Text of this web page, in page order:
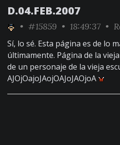
D.04.FEB.2007
• #15859 • 18:49:37 •
Sí, lo sé. Esta página es de lo
últimamente. Página de la
de un personaje de la vieja
AJOjOajoJAojOAJoJAOjoA